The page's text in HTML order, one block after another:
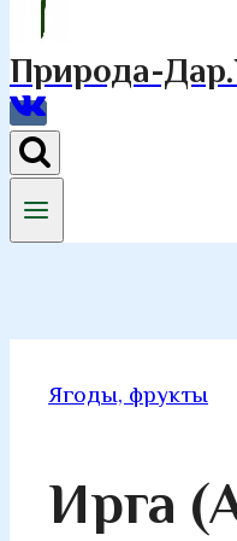
Природа-
Ягоды, фрукты
Ирга